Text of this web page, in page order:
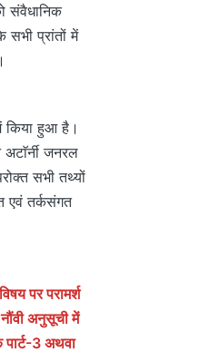
संवैधानिक
सभी प्रांतों में
किया हुआ है।
जनरल
सभी तथ्यों
एवं तर्कसंगत
पर परामर्श
नौंवी अनुसूची में
3 अथवा